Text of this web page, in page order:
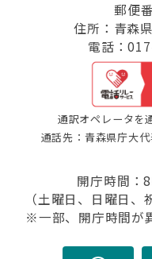
郵便
住所：青森
電話：
通訳オペレータを
通話先：青森県庁大
開庁時間：
（土曜日、日曜日、
※一部、開庁時間が